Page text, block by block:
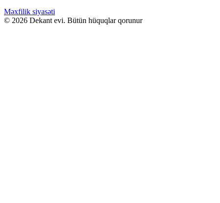
Məxfilik siyasəti
© 2026 Dekant evi. Bütün hüquqlar qorunur